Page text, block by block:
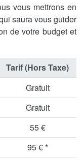
vous mettrons en
saura vous guider
de votre budget et
Tarif (Hors Taxe)
Gratuit
Gratuit
55 €
95 € *